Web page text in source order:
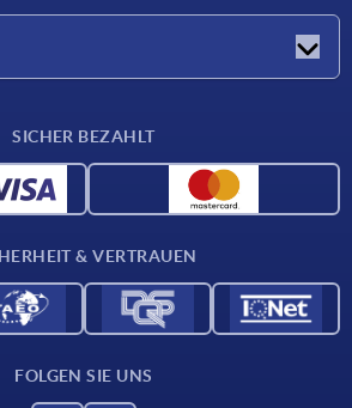
SICHER BEZAHLT
& VERTRAUEN
FOLGEN SIE UNS